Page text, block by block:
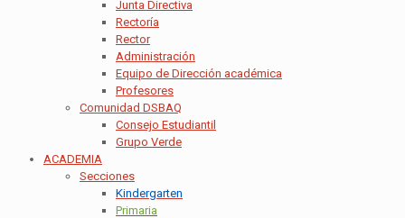
Junta Directiva
Rectoría
Rector
Administración
Equipo de Dirección académica
Profesores
Comunidad DSBAQ
Consejo Estudiantil
Grupo Verde
ACADEMIA
Secciones
Kindergarten
Primaria